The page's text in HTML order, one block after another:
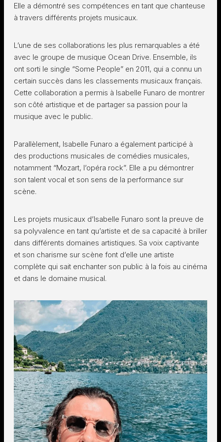
Elle a démontré ses compétences en tant que chanteuse
à travers différents projets musicaux.
L’une de ses collaborations les plus remarquables a été
avec le groupe de musique Ocean Drive. Ensemble, ils
ont sorti le single “Some People” en 2011, qui a connu un
certain succès dans les classements musicaux français.
Cette collaboration a permis à Isabelle Funaro de montrer
son côté artistique et de partager sa passion pour la
musique avec le public.
Parallèlement, Isabelle Funaro a également participé à
des productions musicales de comédies musicales,
notamment “Mozart, l’opéra rock”. Elle a pu démontrer
son talent vocal et son sens de la performance sur
scène.
Les projets musicaux d’Isabelle Funaro sont la preuve de
sa polyvalence en tant qu’artiste et de sa capacité à briller
dans différents domaines artistiques. Sa voix captivante
et son charisme sur scène font d’elle une artiste
complète qui sait enchanter son public à la fois au cinéma
et dans le domaine musical.